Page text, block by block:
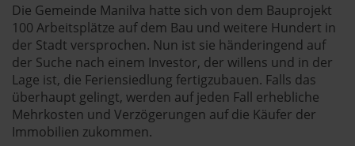
Die Gemeinde Manilva hatte sich von dem Bauprojekt
100 Arbeitsplätze auf dem Bau und weitere Hundert in
der Stadt versprochen. Nun ist sie händeringend auf
der Suche nach einem Investor, der willens und in der
Lage ist, die Feriensiedlung fertigzubauen. Falls das
überhaupt gelingt, werden auf jeden Fall erhebliche
Mehrkosten und Verzögerungen auf die Käufer der
Immobilien zukommen.